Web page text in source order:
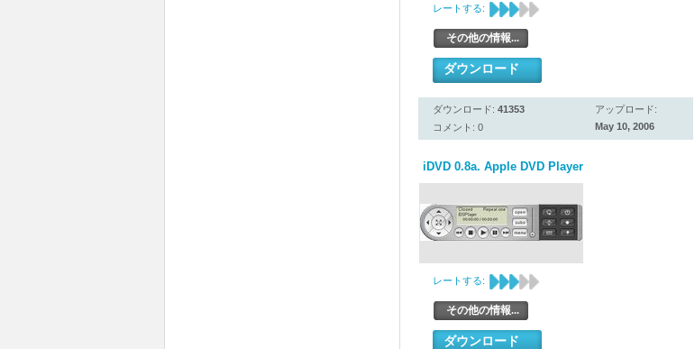
レートする:
その他の情報...
ダウンロード
ダウンロード: 41353
コメント: 0
アップロード:
May 10, 2006
iDVD 0.8a. Apple DVD Player
レートする:
その他の情報...
ダウンロード